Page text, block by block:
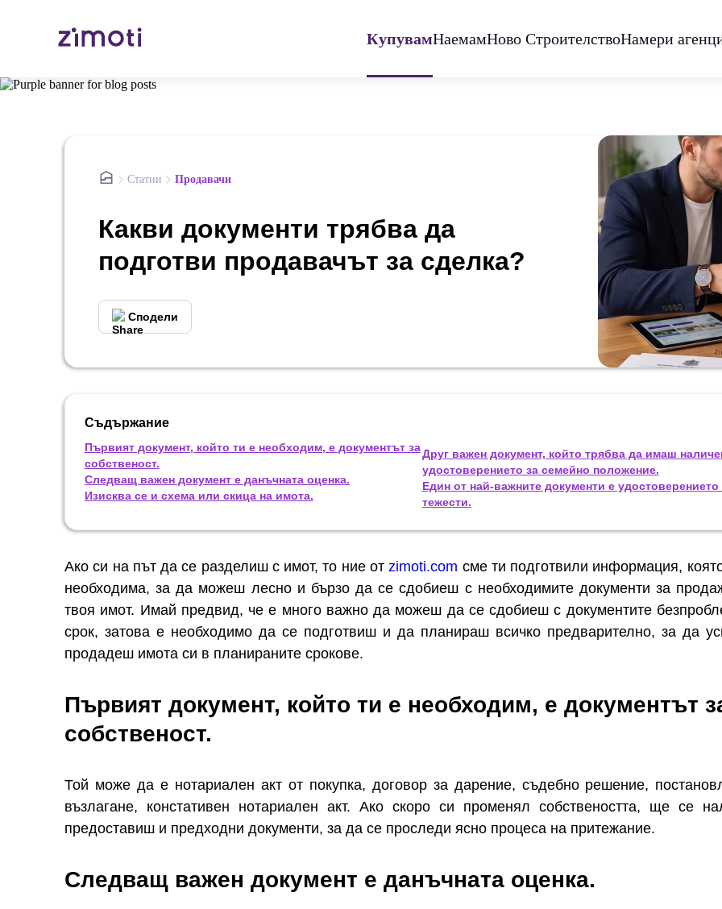
КупувамНаемамНово СтроителствоНамери
nav.home
Статии Продавачи
Какви документи трябва да
подготви продавачът за сделка?
Сподели
Съдържание
Първият документ, който ти е необходим, е документът за
собственост.
Следващ важен документ е данъчната оценка.
Изисква се и схема или скица на имота.
Друг важен документ, който трябва да имаш
удостоверението за семейно положение.
Един от най-важните документи е удостоверението
тежести.
Ако си на път да се разделиш с имот, то ние отzimoti.com сме ти подготвили информация,
необходима, за да можеш лесно и бързо да се сдобиеш с необходимите документи за
твоя имот. Имай предвид, че е много важно да можеш да се сдобиеш с документите
срок, затова е необходимо да се подготвиш и да планираш всичко предварително, за да
продадеш имота си в планираните срокове.
Първият документ, който ти е необходим, е документът
собственост.
Той може да е нотариален акт от покупка, договор за дарение, съдебно решение,
възлагане, констативен нотариален акт. Ако скоро си променял собствеността, ще се
предоставиш и предходни документи, за да се проследи ясно процеса на притежание.
Следващ важен документ е данъчната оценка.